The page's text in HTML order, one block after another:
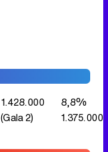
1.428.000
8,8%
(Gala 2)
1.375.000